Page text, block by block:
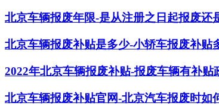
北京车辆报废年限-是从注册之日起报废还
北京车辆报废补贴是多少-小轿车报废补贴
2022年北京车辆报废补贴-报废车辆有补贴
北京车辆报废补贴官网-北京汽车报废时如